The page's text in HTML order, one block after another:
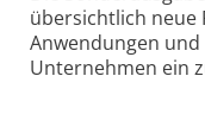
übersichtlich
Anwendungen
Unternehmen ein